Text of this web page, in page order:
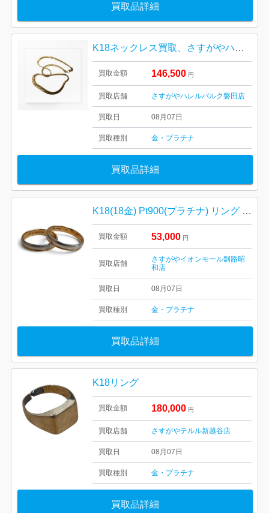
買取品詳細
K18ネックレス買取、さすがやハレルパルク磐田店
買取金額 146,500 円
買取店舗 さすがやハレルパルク磐田店
買取日 08月07日
買取種別 金・プラチナ
買取品詳細
K18(18金) Pt900(プラチナ) リング まとめ
買取金額 53,000 円
買取店舗
さすがやイオンモール釧路昭
和店
買取日 08月07日
買取種別 金・プラチナ
買取品詳細
K18リング
買取金額 180,000 円
買取店舗 さすがやテルル新越谷店
買取日 08月07日
買取種別 金・プラチナ
買取品詳細